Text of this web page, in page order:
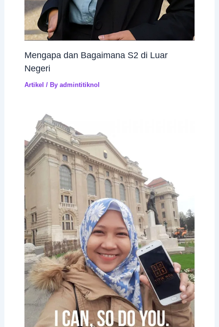
Mengapa dan Bagaimana S2 di Luar
Negeri
Artikel / By admintitiknol